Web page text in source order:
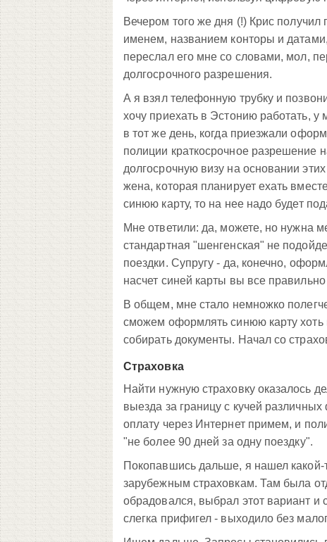
Вечером того же дня (!) Крис
именем, названием конторы и
переслал его мне со словами, мол,
долгосрочного разрешения.
А я взял телефонную трубку и
хочу приехать в Эстонию работать, у
в тот же день, когда приезжали
полиции краткосрочное разрешение
долгосрочную визу на основании
жена, которая планирует ехать
синюю карту, то на нее надо будет
Мне ответили: да, можете, но нужна
стандартная "шенгенская" не
поездки. Супругу - да, конечно,
насчет синей карты вы все
В общем, мне стало немножко
сможем оформлять синюю карту хоть
собирать документы. Начал со
Страховка
Найти нужную страховку оказалось
выезда за границу с кучей
оплату через Интернет примем, и
"не более 90 дней за одну поездку".
Покопавшись дальше, я нашел
зарубежным страховкам. Там была
обрадовался, выбрал этот вариант и
слегка прифигел - выходило без